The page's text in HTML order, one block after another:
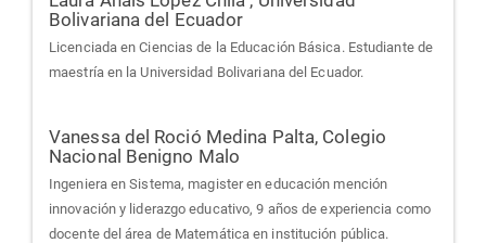
Bolivariana del Ecuador
Licenciada en Ciencias de la Educación Básica. Estudiante de
maestría en la Universidad Bolivariana del Ecuador.
Vanessa del Roció Medina Palta, Colegio
Nacional Benigno Malo
Ingeniera en Sistema, magister en educación mención
innovación y liderazgo educativo, 9 años de experiencia como
docente del área de Matemática en institución pública.